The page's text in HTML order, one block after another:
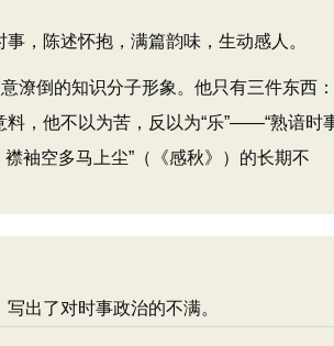
，陈述怀抱，满篇韵味，生动感人。
潦倒的知识分子形象。他只有三件东西
，他不以为苦，反以为“乐”——“熟谙时
袖空多马上尘”（《感秋》）的长期不
出了对时事政治的不满。